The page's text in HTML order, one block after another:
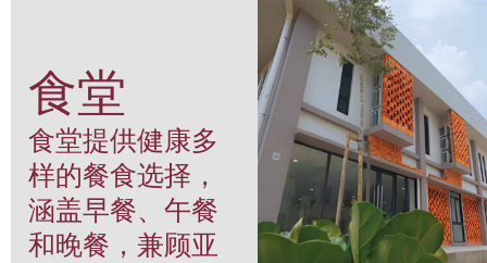
食堂
食堂提供健康多
样的餐食选择，
涵盖早餐、午餐
和晚餐，兼顾亚